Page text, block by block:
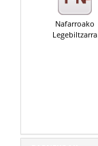
Nafarroako
Legebiltzarra